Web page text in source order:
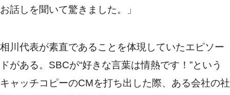
お話しを聞いて驚きました。」
相川代表が素直であることを体現していたエピソー
ドがある。SBCが“好きな言葉は情熱です！”という
キャッチコピーのCMを打ち出した際、ある会社の社